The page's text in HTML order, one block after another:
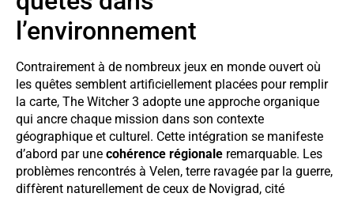
l’environnement
Contrairement à de nombreux jeux en monde ouvert où
les quêtes semblent artificiellement placées pour remplir
la carte, The Witcher 3 adopte une approche organique
qui ancre chaque mission dans son contexte
géographique et culturel. Cette intégration se manifeste
d’abord par une cohérence régionale remarquable. Les
problèmes rencontrés à Velen, terre ravagée par la guerre,
diffèrent naturellement de ceux de Novigrad, cité